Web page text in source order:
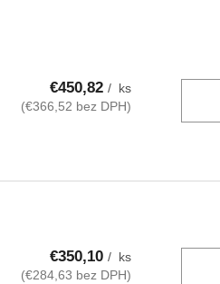
€450,82/ ks
(€366,52 bez DPH)
€350,10/ ks
(€284,63 bez DPH)